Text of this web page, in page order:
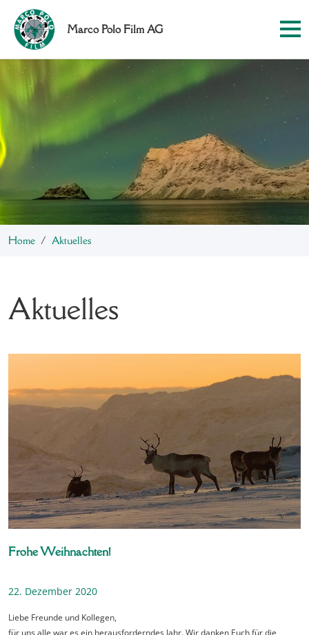
Marco Polo Film AG
Home Aktuelles
Aktuelles
Frohe Weihnachten!
22. Dezember 2020
Liebe Freunde und Kollegen,
für uns alle war es ein herausforderndes Jahr. Wir danken Euch für die